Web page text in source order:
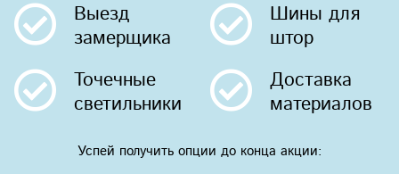
Выезд
замерщика
Шины для
штор
Точечные
светильники
Доставка
материалов
Успей получить опции до конца акции: